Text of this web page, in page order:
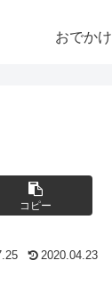
おでかけ
コピー
2020.04.23